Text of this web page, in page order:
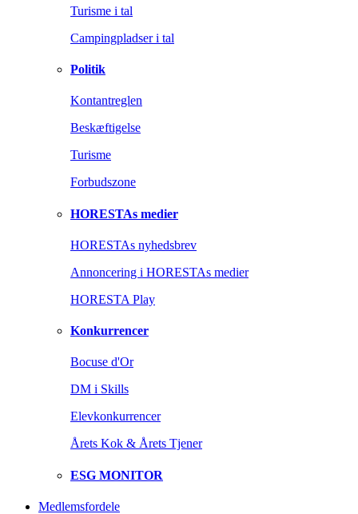
Turisme i tal
Campingpladser i tal
Politik
Kontantreglen
Beskæftigelse
Turisme
Forbudszone
HORESTAs medier
HORESTAs nyhedsbrev
Annoncering i HORESTAs medier
HORESTA Play
Konkurrencer
Bocuse d'Or
DM i Skills
Elevkonkurrencer
Årets Kok & Årets Tjener
ESG MONITOR
Medlemsfordele